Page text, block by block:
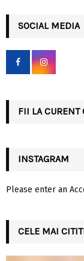
h
f
r
SOCIAL MEDIA
FII LA CURENT
INSTAGRAM
Please enter an
CELE MAI